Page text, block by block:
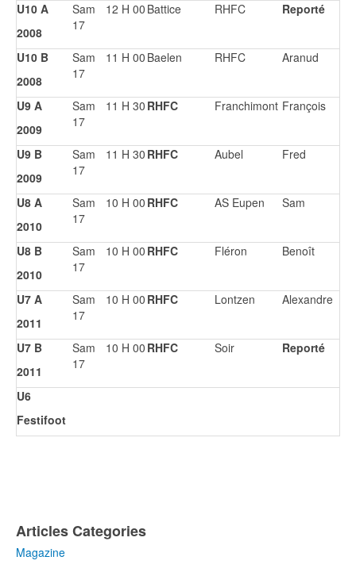
U10 A
2008
Sam
17
12 H 00 Battice RHFC Reporté
U10 B
2008
Sam
17
11 H 00 Baelen RHFC Aranud
U9 A
2009
Sam
17
11 H 30 RHFC Franchimont François
U9 B
2009
Sam
17
11 H 30 RHFC Aubel Fred
U8 A
2010
Sam
17
10 H 00 RHFC AS Eupen Sam
U8 B
2010
Sam
17
10 H 00 RHFC Fléron Benoît
U7 A
2011
Sam
17
10 H 00 RHFC Lontzen Alexandre
U7 B
2011
Sam
17
10 H 00 RHFC Soir Reporté
U6
Festifoot
Articles Categories
Magazine